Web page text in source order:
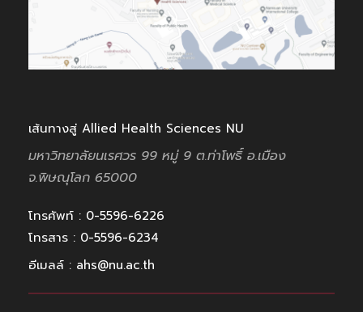
เส้นทางสู่ Allied Health Sciences NU
มหาวิทยาลัยนเรศวร 99 หมู่ 9 ต.ท่าโพธิ์ อ.เมือง
จ.พิษณุโลก 65000
โทรศัพท์ : 0-5596-6226
โทรสาร : 0-5596-6234
อีเมลล์ : ahs@nu.ac.th